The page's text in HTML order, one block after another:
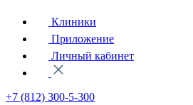
Клиники
Приложение
Личный кабинет
+7 (812) 300-5-300